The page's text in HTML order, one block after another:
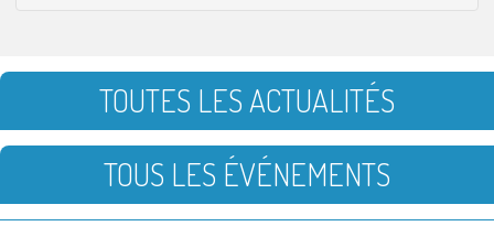
TOUTES LES ACTUALITÉS
TOUS LES ÉVÉNEMENTS